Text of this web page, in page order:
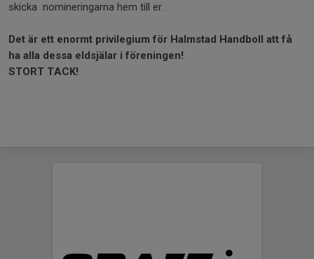
skicka nomineringarna hem till er.
Det är ett enormt privilegium för Halmstad Handboll att få
ha alla dessa eldsjälar i föreningen!
STORT TACK!